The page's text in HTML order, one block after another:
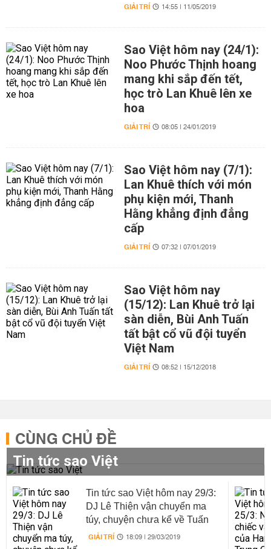
GIẢI TRÍ 14:55 | 11/05/2019
Sao Việt hôm nay (24/1):
Noo Phước Thịnh hoang
mang khi sắp đến tết,
học trò Lan Khuê lên xe
hoa
GIẢI TRÍ 08:05 | 24/01/2019
Sao Việt hôm nay (7/1):
Lan Khuê thích với món
phụ kiện mới, Thanh
Hằng khẳng định đẳng
cấp
GIẢI TRÍ 07:32 | 07/01/2019
Sao Việt hôm nay
(15/12): Lan Khuê trở lại
sàn diễn, Bùi Anh Tuấn
tất bật cổ vũ đội tuyển
Việt Nam
GIẢI TRÍ 08:52 | 15/12/2018
CÙNG CHỦ ĐỀ
Tin tức sao Việt
Tin tức sao Việt hôm nay 29/3:
DJ Lê Thiện vận chuyển ma
túy, chuyện chưa kể về Tuấn
'Chạy trốn thanh xuân'
GIẢI TRÍ 18:09 | 29/03/2019